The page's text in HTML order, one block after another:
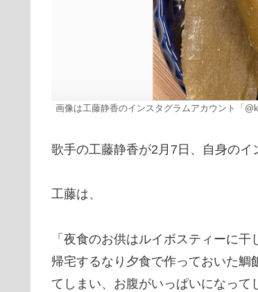
画像は工藤静香のインスタグラムアカウント「
歌手の工藤静香が2月7日、自身のイ
工藤は、
「夜食のお供はルイボスティーに
帰宅するなり夕食で作っておいた
てしまい、お腹がいっぱいになって